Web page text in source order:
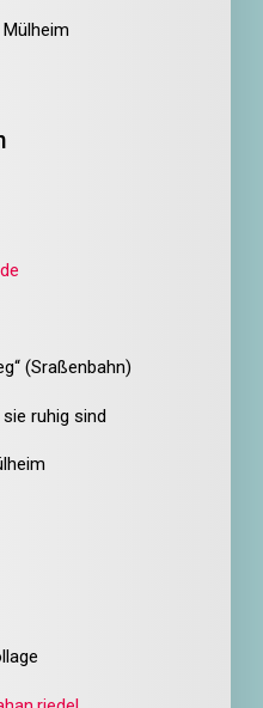
(Sraßenbahn)
ruhig sind